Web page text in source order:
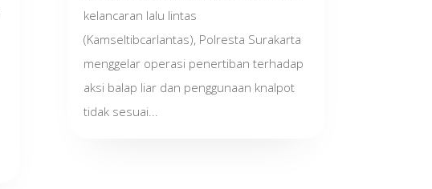
kelancaran lalu lintas
(Kamseltibcarlantas), Polresta Surakarta
menggelar operasi penertiban terhadap
aksi balap liar dan penggunaan knalpot
tidak sesuai...